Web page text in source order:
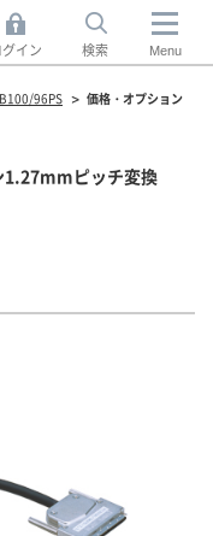
グイン 検索 Menu
96PS 価格・オプション
1.27mmピッチ変換